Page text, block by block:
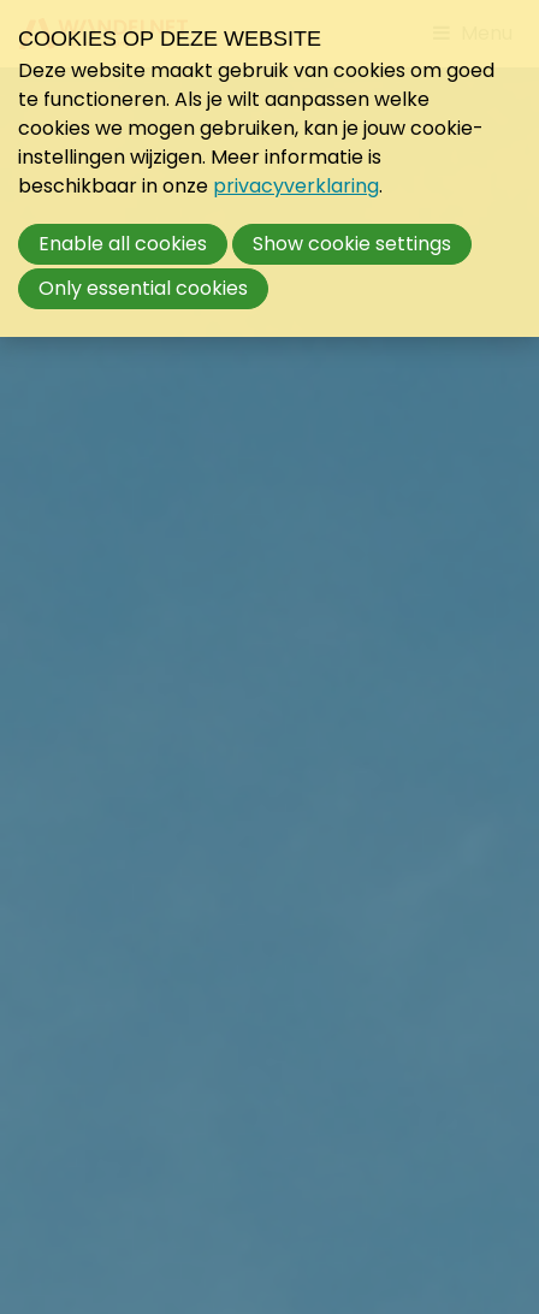
to
COOKIES OP DEZE WEBSITE
Deze website maakt gebruik van cookies om goed
te functioneren. Als je wilt aanpassen welke
cookies we mogen gebruiken, kan je jouw cookie-
instellingen wijzigen. Meer informatie is
beschikbaar in onze privacyverklaring.
Enable all cookies
Show cookie settings
Only essential cookies